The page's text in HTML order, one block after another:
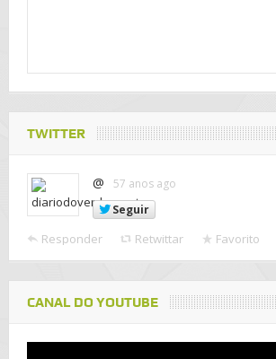
TWITTER
@
57 anos ago
Seguir
Responder Retwittar Favorito
CANAL DO YOUTUBE